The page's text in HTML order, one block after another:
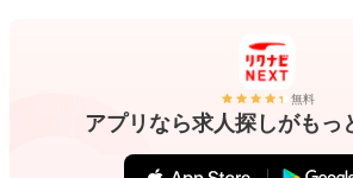
無料
アプリなら求人探しがもっ